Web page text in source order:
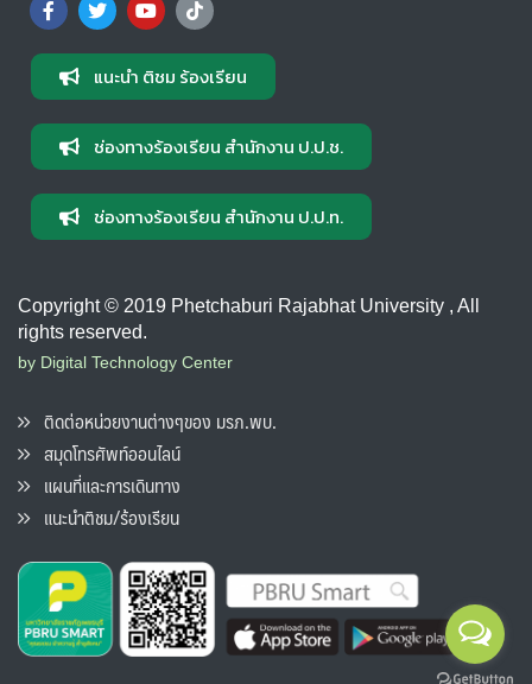
แนะนำ ติชม ร้องเรียน
ช่องทางร้องเรียน สำนักงาน ป.ป.ช.
ช่องทางร้องเรียน สำนักงาน ป.ป.ท.
Copyright © 2019 Phetchaburi Rajabhat University , All
rights reserved.
by Digital Technology Center
ติดต่อหน่วยงานต่างๆของ มรภ.พบ.
สมุดโทรศัพท์ออนไลน์
แผนที่และการเดินทาง
แนะนำติชม/ร้องเรียน